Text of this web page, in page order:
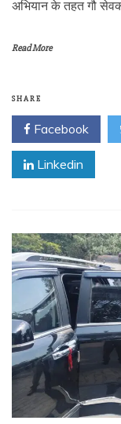
अभियान के तहत गौ
Read More
SHARE
Facebook
Linkedin